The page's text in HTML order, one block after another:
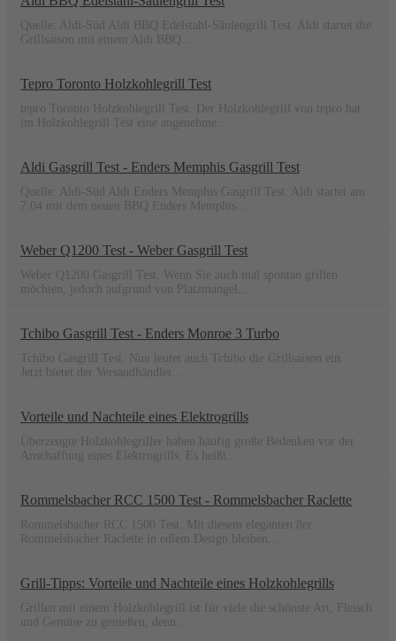
Quelle: Aldi-Süd Aldi BBQ Edelstahl-Säulengrill Test. Aldi startet die
Grillsaison mit einem Aldi BBQ...
Tepro Toronto Holzkohlegrill Test
tepro Toronto Holzkohlegrill Test. Der Holzkohlegrill von tepro hat
im Holzkohlegrill Test eine angenehme...
Aldi Gasgrill Test - Enders Memphis Gasgrill Test
Quelle: Aldi-Süd Aldi Enders Memphis Gasgrill Test. Aldi startet am
7.04 mit dem neuen BBQ Enders Memphis...
Weber Q1200 Test - Weber Gasgrill Test
Weber Q1200 Gasgrill Test. Wenn Sie auch mal spontan grillen
möchten, jedoch aufgrund von Platzmangel...
Tchibo Gasgrill Test - Enders Monroe 3 Turbo
Tchibo Gasgrill Test. Nun leutet auch Tchibo die Grillsaison ein.
Jetzt bietet der Versandhändler...
Vorteile und Nachteile eines Elektrogrills
Überzeugte Holzkohlegriller haben häufig große Bedenken vor der
Anschaffung eines Elektrogrills. Es heißt...
Rommelsbacher RCC 1500 Test - Rommelsbacher Raclette
Rommelsbacher RCC 1500 Test. Mit diesem eleganten 8er
Rommelsbacher Raclette in edlem Design bleiben...
Grill-Tipps: Vorteile und Nachteile eines Holzkohlegrills
Grillen mit einem Holzkohlegrill ist für viele die schönste Art, Fleisch
und Gemüse zu genießen, denn...